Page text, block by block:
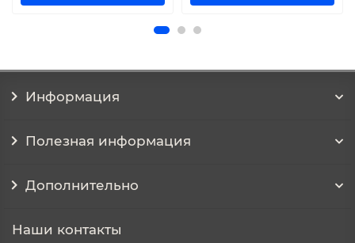
Информация
Полезная информация
Дополнительно
Наши контакты